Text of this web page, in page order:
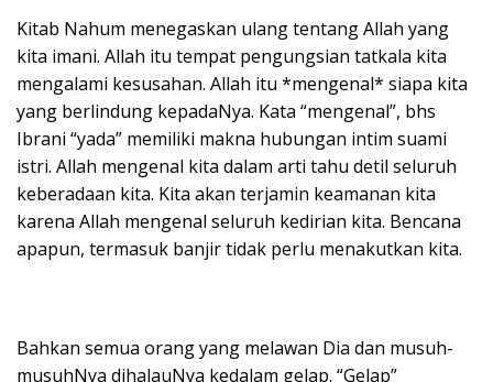
Kitab Nahum menegaskan ulang tentang Allah yang
kita imani. Allah itu tempat pengungsian tatkala kita
mengalami kesusahan. Allah itu *mengenal* siapa kita
yang berlindung kepadaNya. Kata “mengenal”, bhs
Ibrani “yada” memiliki makna hubungan intim suami
istri. Allah mengenal kita dalam arti tahu detil seluruh
keberadaan kita. Kita akan terjamin keamanan kita
karena Allah mengenal seluruh kedirian kita. Bencana
apapun, termasuk banjir tidak perlu menakutkan kita.
Bahkan semua orang yang melawan Dia dan musuh-
musuhNya dihalauNya kedalam gelap. “Gelap”